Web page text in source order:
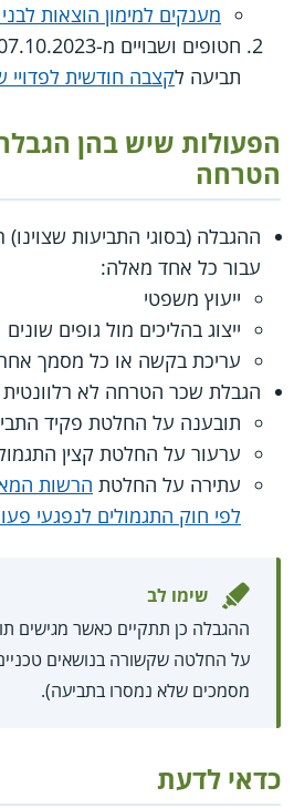
מענקים למימון הוצאות
תביעה לקצבה חודשית לפדויי
הפעולות שיש בהן
הטרחה
ההגבלה (בסוגי התביעות
עבור כל אחד מאלה:
ייעוץ משפטי
ייצוג בהליכים מול גופים שונים
עריכת בקשה או כל מסמך
הגבלת שכר הטרחה לא רלוונטית
תובענה על החלטת פקיד
ערעור על החלטת קצין
עתירה על החלטת הרשות
לפי חוק התגמולים לנפגעי
שימו לב
ההגבלה כן תתקיים כאשר מגישים
על החלטה שקשורה בנושאים
מסמכים שלא נמסרו בתביעה).
כדאי לדעת